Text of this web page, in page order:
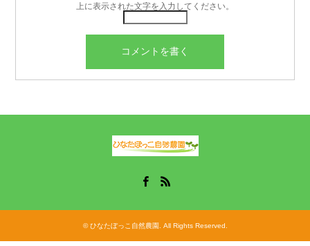
上に表示された文字を入力してください。
©ひなたぼっこ自然農園 . All Rights Reserved.